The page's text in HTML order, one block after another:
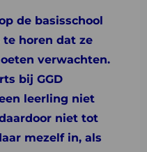
de basisschool
horen dat ze
verwachten.
bij GGD
leerling niet
niet tot
mezelf in, als